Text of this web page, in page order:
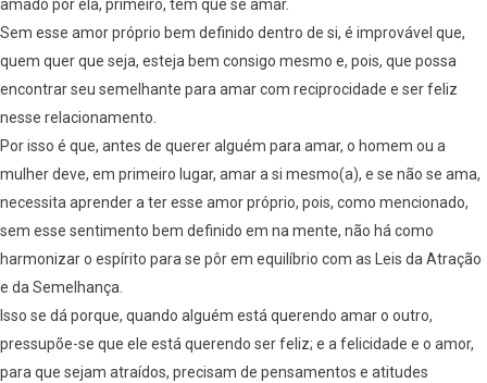
amado por ela, primeiro, tem que se amar.
Sem esse amor próprio bem definido dentro de si, é improvável que,
quem quer que seja, esteja bem consigo mesmo e, pois, que possa
encontrar seu semelhante para amar com reciprocidade e ser feliz
nesse relacionamento.
Por isso é que, antes de querer alguém para amar, o homem ou a
mulher deve, em primeiro lugar, amar a si mesmo(a), e se não se ama,
necessita aprender a ter esse amor próprio, pois, como mencionado,
sem esse sentimento bem definido em na mente, não há como
harmonizar o espírito para se pôr em equilíbrio com as Leis da Atração
e da Semelhança.
Isso se dá porque, quando alguém está querendo amar o outro,
pressupõe-se que ele está querendo ser feliz; e a felicidade e o amor,
para que sejam atraídos, precisam de pensamentos e atitudes